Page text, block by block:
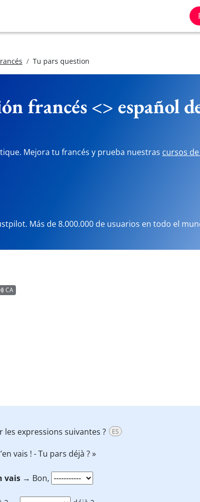
Tu pars question
francés <> español
Mejora tu francés y prueba nuestras cursos
Más de 8.000.000 de usuarios en todo el
CA
expressions suivantes ? ES
vais ! - Tu pars déjà ? »
vais → Bon,